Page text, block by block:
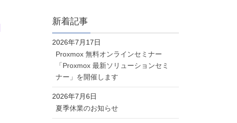
新着記事
Proxmox 無料オンラインセミナー
「Proxmox 最新ソリューションセミ
ナー」を開催します
2026年7月17日
夏季休業のお知らせ
2026年7月6日